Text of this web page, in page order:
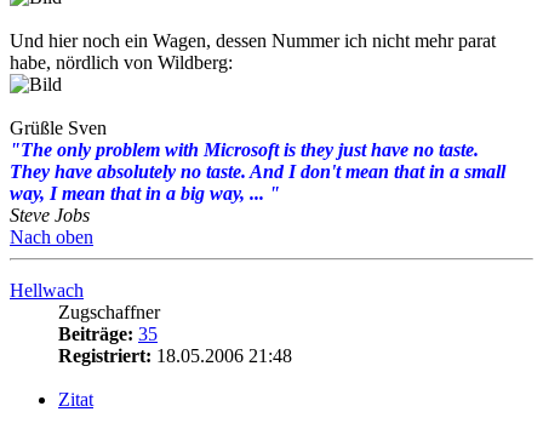
Und hier noch ein Wagen, dessen Nummer ich nicht mehr parat
habe, nördlich von Wildberg:
Grüßle Sven
"The only problem with Microsoft is they just have no taste.
They have absolutely no taste. And I don't mean that in a small
way, I mean that in a big way, ... "
Steve Jobs
Nach oben
Hellwach
Zugschaffner
Beiträge: 35
Registriert: 18.05.2006 21:48
Zitat